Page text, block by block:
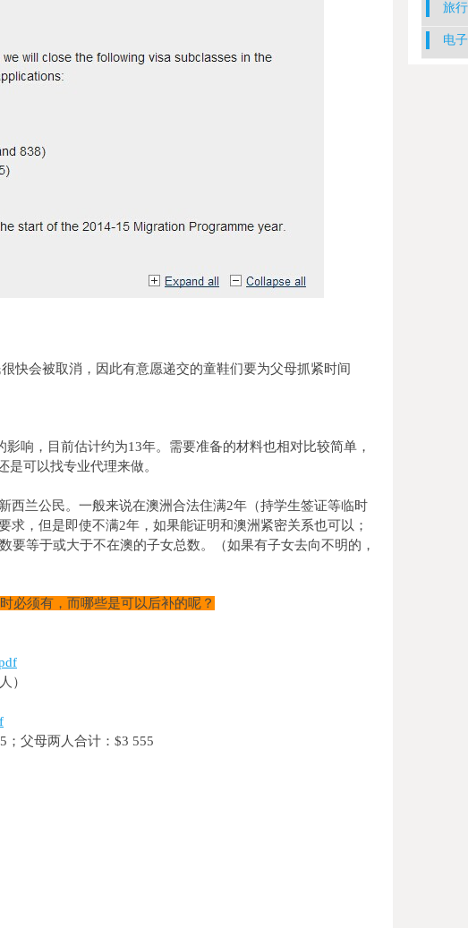
快会被取消，因此有意愿递交的童鞋们要为父母抓紧时间
响，目前估计约为13年。需要准备的材料也相对比较简单，
可以找专业代理来做。
西兰公民。一般来说在澳洲合法住满2年（持学生签证等临时
求，但是即使不满2年，如果能证明和澳洲紧密关系也可以；
要等于或大于不在澳的子女总数。（如果有子女去向不明的，
必须有，而哪些是可以后补的呢？
）
；父母两人合计：$3 555
旅
电